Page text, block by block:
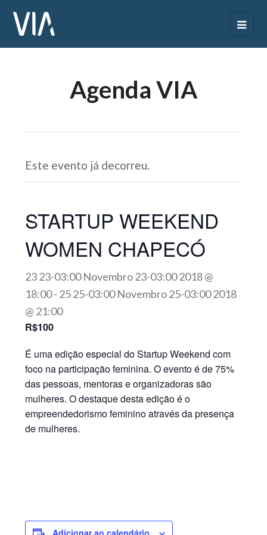
Agenda VIA
Este evento já decorreu.
STARTUP WEEKEND
WOMEN CHAPECÓ
23 23-03:00 Novembro 23-03:00 2018 @
18:00- 25 25-03:00 Novembro 25-03:00 2018
@ 21:00
R$100
É uma edição especial do Startup Weekend com
foco na participação feminina. O evento é de 75%
das pessoas, mentoras e organizadoras são
mulheres. O destaque desta edição é o
empreendedorismo feminino através da presença
de mulheres.
Adicionar ao calendário